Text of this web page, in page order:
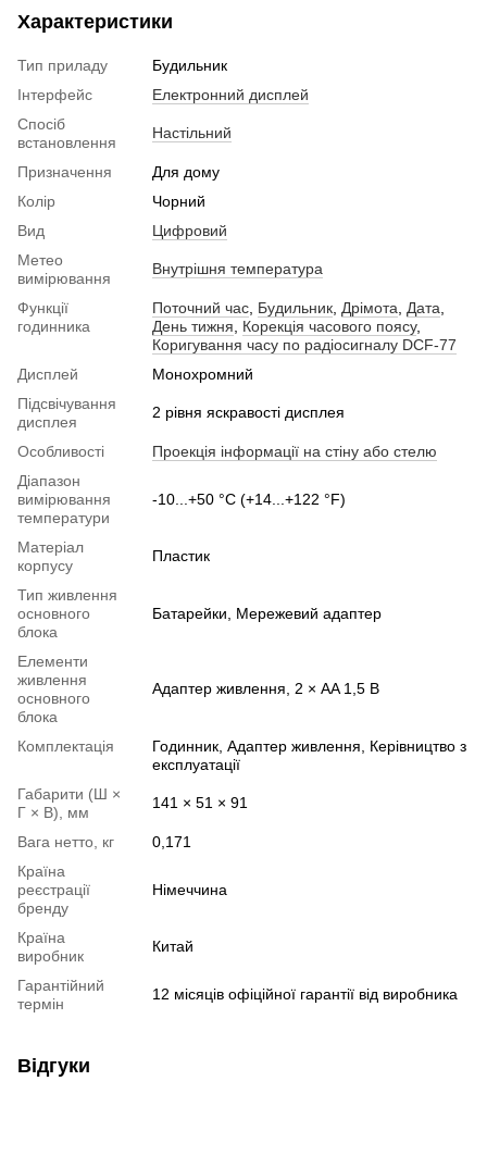
Характеристики
Тип приладу
Будильник
Інтерфейс
Електронний дисплей
Спосіб
встановлення
Настільний
Призначення
Для дому
Колір
Чорний
Вид
Цифровий
Метео
вимірювання
Внутрішня температура
Функції
годинника
Поточний час, Будильник, Дрімота, Дата,
День тижня, Корекція часового поясу,
Коригування часу по радіосигналу DCF-77
Дисплей
Монохромний
Підсвічування
дисплея
2 рівня яскравості дисплея
Особливості
Проекція інформації на стіну або стелю
Діапазон
вимірювання
температури
-10...+50 °C (+14...+122 °F)
Матеріал
корпусу
Пластик
Тип живлення
основного
блока
Батарейки, Мережевий адаптер
Елементи
живлення
основного
блока
Адаптер живлення, 2 × AA 1,5 В
Комплектація
Годинник, Адаптер живлення, Керівництво з
експлуатації
Габарити (Ш ×
Г × В), мм
141 × 51 × 91
Вага нетто, кг
0,171
Країна
реєстрації
бренду
Німеччина
Країна
виробник
Китай
Гарантійний
термін
12 місяців офіційної гарантії від виробника
Відгуки